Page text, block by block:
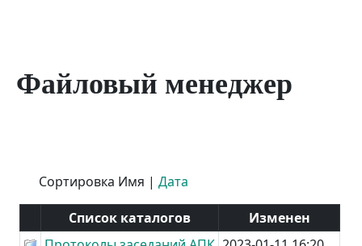
Файловый менеджер
Сортировка Имя | Дата
Список каталогов
Изменен